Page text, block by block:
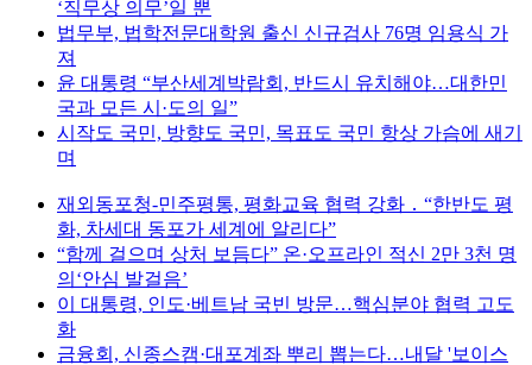
‘직무상 의무’일 뿐
법무부, 법학전문대학원 출신 신규검사 76명 임용식 가
져
윤 대통령 “부산세계박람회, 반드시 유치해야…대한민
국과 모든 시·도의 일”
시작도 국민, 방향도 국민, 목표도 국민 항상 가슴에 새기
며
재외동포청-민주평통, 평화교육 협력 강화 ․ “한반도 평
화, 차세대 동포가 세계에 알리다”
“함께 걸으며 상처 보듬다” 온·오프라인 적신 2만 3천 명
의‘안심 발걸음’
이 대통령, 인도·베트남 국빈 방문…핵심분야 협력 고도
화
금융회, 신종스캠·대포계좌 뿌리 뽑는다…내달 '보이스